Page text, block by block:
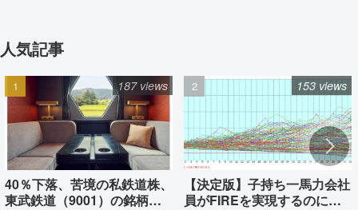
人気記事
40％下落、苦境の私鉄道株、
東武鉄道（9001）の銘柄分
187 views
【決定版】子持ち一馬力会社
員がFIREを実現するのに必
153 views